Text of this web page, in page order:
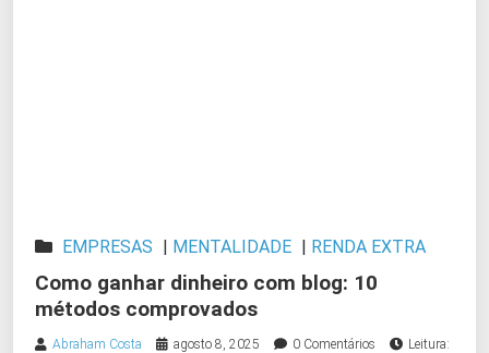
EMPRESAS | MENTALIDADE | RENDA EXTRA
Como ganhar dinheiro com blog: 10
métodos comprovados
Abraham Costa agosto 8, 2025 0 Comentários
Leitura: